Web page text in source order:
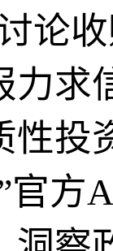
论
力求
性投
官方